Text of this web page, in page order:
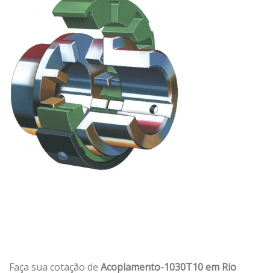
Faça sua cotação de Acoplamento-1030T10 em Rio